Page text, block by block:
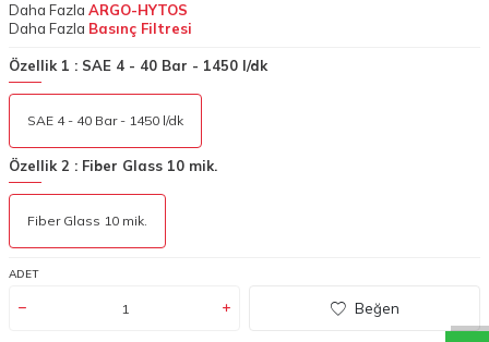
Daha Fazla ARGO-HYTOS
Daha Fazla Basınç Filtresi
Özellik 1 : SAE 4 - 40 Bar - 1450 l/dk
SAE 4 - 40 Bar - 1450 l/dk
Özellik 2 : Fiber Glass 10 mik.
Fiber Glass 10 mik.
ADET
Beğen